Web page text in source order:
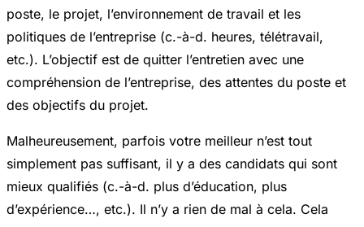
poste, le projet, l’environnement de travail et les
politiques de l’entreprise (c.-à-d. heures, télétravail,
etc.). L’objectif est de quitter l’entretien avec une
compréhension de l’entreprise, des attentes du poste et
des objectifs du projet.
Malheureusement, parfois votre meilleur n’est tout
simplement pas suffisant, il y a des candidats qui sont
mieux qualifiés (c.-à-d. plus d’éducation, plus
d’expérience…, etc.). Il n’y a rien de mal à cela. Cela